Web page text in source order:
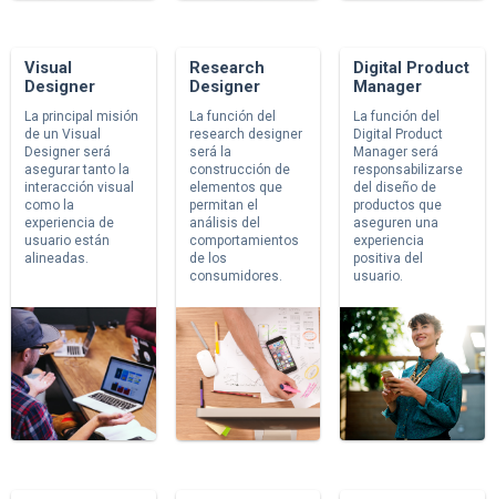
Visual
Designer
La principal misión
de un Visual
Designer será
asegurar tanto la
interacción visual
como la
experiencia de
usuario están
alineadas.
Research
Designer
La función del
research designer
será la
construcción de
elementos que
permitan el
análisis del
comportamientos
de los
consumidores.
Digital Product
Manager
La función del
Digital Product
Manager será
responsabilizarse
del diseño de
productos que
aseguren una
experiencia
positiva del
usuario.